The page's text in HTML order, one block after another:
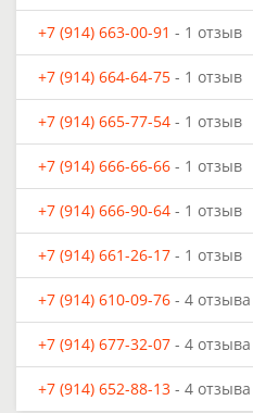
+7 (914) 663-00-91 - 1 отзыв
+7 (914) 664-64-75 - 1 отзыв
+7 (914) 665-77-54 - 1 отзыв
+7 (914) 666-66-66 - 1 отзыв
+7 (914) 666-90-64 - 1 отзыв
+7 (914) 661-26-17 - 1 отзыв
+7 (914) 610-09-76 - 4 отзыва
+7 (914) 677-32-07 - 4 отзыва
+7 (914) 652-88-13 - 4 отзыва